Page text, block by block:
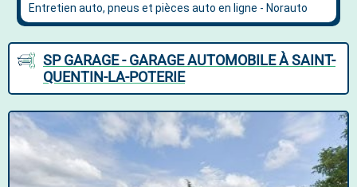
SP GARAGE - GARAGE AUTOMOBILE À SAINT-
QUENTIN-LA-POTERIE